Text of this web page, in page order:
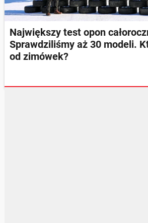
Największy test opon całorocznych
Sprawdziliśmy aż 30 modeli.
od zimówek?